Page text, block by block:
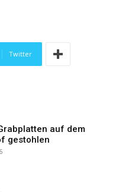
Twitter
auf dem
gestohlen